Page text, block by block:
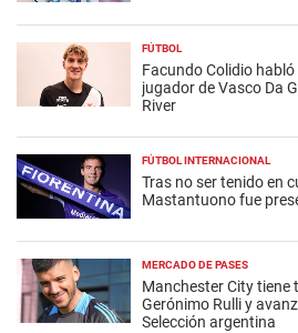
FÚTBOL
Facundo Colidio
jugador de Vasco Da
River
FÚTBOL INTERNACIONAL
Tras no ser tenido en
Mastantuono fue
MERCADO DE PASES
Manchester City tiene
Gerónimo Rulli y
Selección argentina